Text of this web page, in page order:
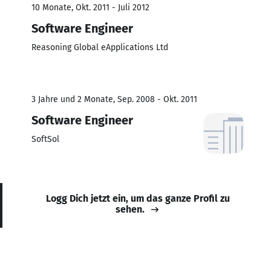
10 Monate, Okt. 2011 - Juli 2012
Software Engineer
Reasoning Global eApplications Ltd
3 Jahre und 2 Monate, Sep. 2008 - Okt. 2011
Software Engineer
SoftSol
Logg Dich jetzt ein, um das ganze Profil zu
sehen.